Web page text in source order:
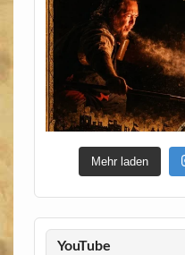
Mehr laden
YouTube